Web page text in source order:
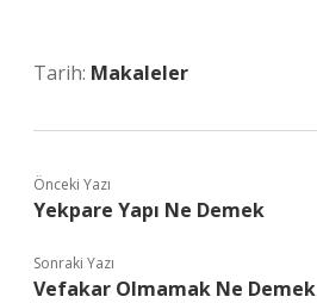
Tarih: Makaleler
Önceki Yazı
Yekpare Yapı Ne Demek
Sonraki Yazı
Vefakar Olmamak Ne Demek